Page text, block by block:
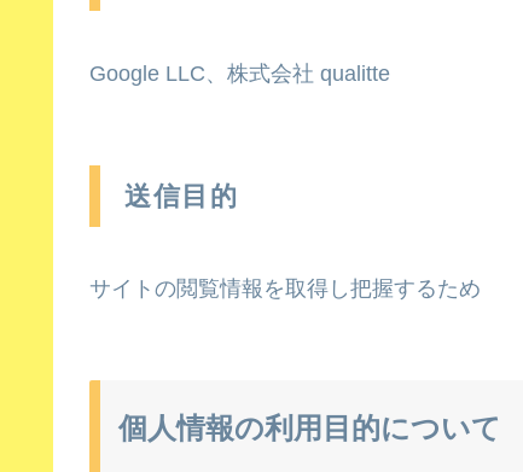
Google LLC、株式会社 qualitte
送信目的
サイトの閲覧情報を取得し把握するため
個人情報の利用目的について